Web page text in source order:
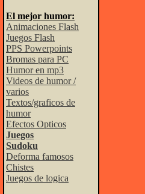
El mejor humor:
Animaciones Flash
Juegos Flash
PPS Powerpoints
Bromas para PC
Humor en mp3
Videos de humor /
varios
Textos/graficos de
humor
Efectos Opticos
Juegos
Sudoku
Deforma famosos
Chistes
Juegos de logica